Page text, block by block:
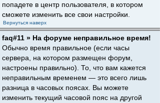
попадете в центр пользователя, в котором
сможете изменить все свои настройки.
Вернуться наверх
faq#11 » На форуме неправильное время!
Обычно время правильное (если часы
сервера, на котором размещен форум,
настроены правильно). То, что вам кажется
неправильным временем — это всего лишь
разница в часовых поясах. Вы можете
изменить текущий часовой пояс на другой